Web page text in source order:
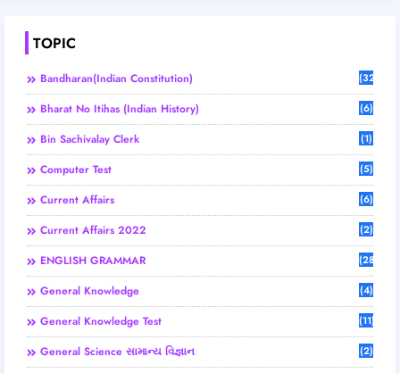
TOPIC
Bandharan(Indian Constitution) (32)
Bharat No Itihas (Indian History) (6)
Bin Sachivalay Clerk (1)
Computer Test (5)
Current Affairs (6)
Current Affairs 2022 (2)
ENGLISH GRAMMAR (28)
General Knowledge (4)
General Knowledge Test (11)
General Science સામાન્ય વિજ્ઞાન (2)